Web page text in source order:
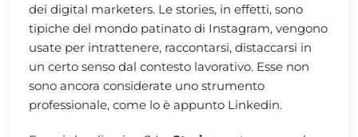
dei digital marketers. Le stories, in effetti, sono
tipiche del mondo patinato di Instagram, vengono
usate per intrattenere, raccontarsi, distaccarsi in
un certo senso dal contesto lavorativo. Esse non
sono ancora considerate uno strumento
professionale, come lo è appunto Linkedin.